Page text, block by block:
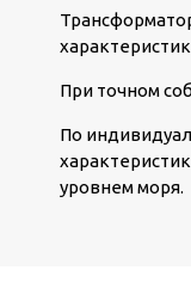
При точном
По
уровнем моря.